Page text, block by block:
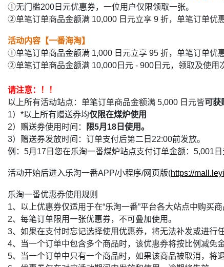
①无门槛200日元优惠券，一位用户仅限领取一张。
②单笔订单商品金额满 10,000 日元立享 9 折，单笔订单优
活动内容【一番海淘】
①单笔订单商品金额满 1,000 日元立享 95 折，单笔订单优
②单笔订单商品金额满 10,000日元 - 900日元，领取及使用
请注意：！！
以上所有活动站点：单笔订单商品金额满 5,000 日元皆可获
1）*以上所有赠送券均仅限在煤炉使用
2）赠送券使用时间：
限5月18日使用。
3）赠送券发放时间：订单支付后第二日22:00前发放。
例：5月17日您在乐淘一番煤炉站点支付订单金额：5,001
活动开始后进入乐淘一番APP/小程序/网页版(https://
乐淘一番优惠券使用规则
1、以上优惠券仅适用于在“乐淘一番”平台各大站点中购买
2、每笔订单限用一张优惠券，不可叠加使用。
3、如果在支付时忘记选择使用优惠券，将无法补发或进行
4、当一个订单中包含多个商品时，该优惠券将按比例减免
5、当一个订单中只有一个商品时，如果该商品被取消，将